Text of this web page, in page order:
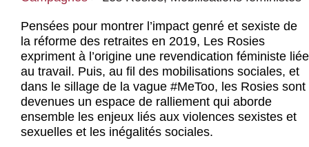
Publications
Agenda
Actus et médias
Boutique
Pensées pour montrer l’impact genré et sexiste de
la réforme des retraites en 2019, Les Rosies
expriment à l’origine une revendication féministe liée
au travail. Puis, au fil des mobilisations sociales, et
dans le sillage de la vague #MeToo, les Rosies sont
devenues un espace de ralliement qui aborde
ensemble les enjeux liés aux violences sexistes et
sexuelles et les inégalités sociales.